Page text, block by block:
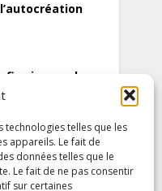
technologies telles que les
appareils. Le fait de
données telles que le
Le fait de ne pas consentir
sur certaines
:quels
pour
newsletter